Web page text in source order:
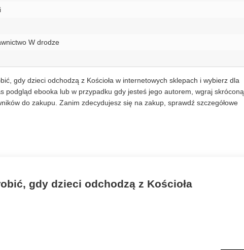
W drodze
gdy dzieci odchodzą z Kościoła w internetowych sklepach i wybierz dla
podgląd ebooka lub w przypadku gdy jesteś jego autorem, wgraj skróconą
do zakupu. Zanim zdecydujesz się na zakup, sprawdź szczegółowe